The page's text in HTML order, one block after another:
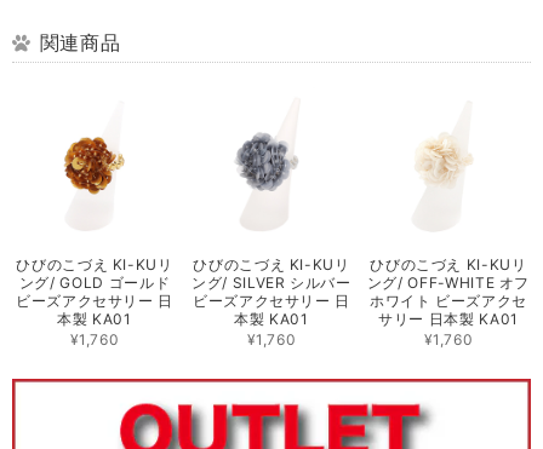
関連商品
ひびのこづえ KI-KUリ
ング/ GOLD ゴールド
ビーズアクセサリー 日
本製 KA01
¥1,760
ひびのこづえ KI-KUリ
ング/ SILVER シルバー
ビーズアクセサリー 日
本製 KA01
¥1,760
ひびのこづえ KI-KUリ
ング/ OFF-WHITE オフ
ホワイト ビーズアクセ
サリー 日本製 KA01
¥1,760